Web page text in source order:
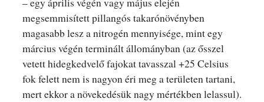
megsemmisített pillangós takarónövényben
magasabb lesz a nitrogén mennyisége, mint egy
március végén terminált állományban (az ősszel
vetett hidegkedvelő fajokat tavasszal +25 Celsius
fok felett nem is nagyon éri meg a területen tartani,
mert ekkor a növekedésük nagy mértékben lelassul).